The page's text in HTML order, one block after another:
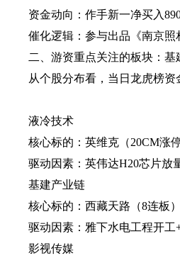
资金动向​：作手新一净买入
催化逻辑​：参与出品《南京
二、游资重点关注的板块：
从个股分布看，当日龙虎榜
​液冷技术​
核心标的​：英维克（20CM涨
驱动因素​：英伟达H20芯片放
​基建产业链​
核心标的​：西藏天路（8连板
驱动因素​：雅下水电工程开
​影视传媒​